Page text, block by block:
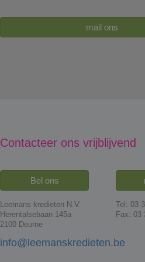
mail ons
Contacteer ons vrijblijvend
Bel ons
Leemans kredieten N.V.
Herentalsebaan 145a
2100 Deurne
Tel: 03
Fax: 03
info@leemanskredieten.be